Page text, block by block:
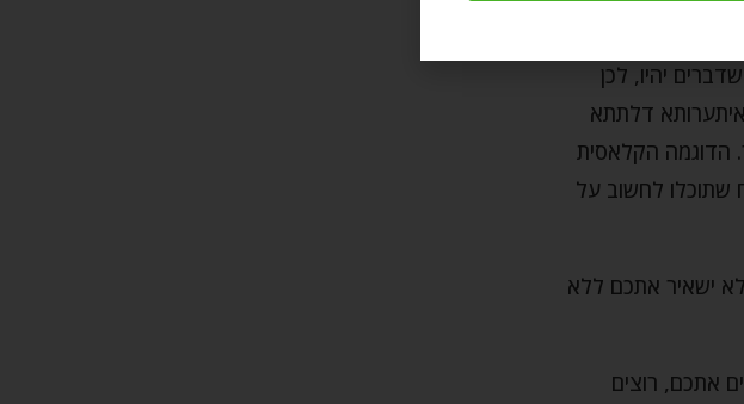
יהיו, לכן
דלתתא
הדוגמה הקלאסית
שתוכלו לחשוב על
ישאיר אתכם ללא
אתכם, רוצים